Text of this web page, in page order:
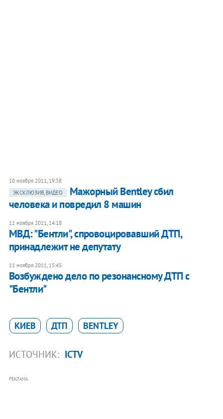
10 ноября 2011, 19:38
ЭКСКЛЮЗИВ, ВИДЕО
​Мажорный Bentley сбил
человека и повредил 8 машин
11 ноября 2011, 14:18
МВД: "Бентли", спровоцировавший ДТП,
принадлежит не депутату
11 ноября 2011, 15:45
Возбуждено дело по резонансному ДТП с
"Бентли"
КИЕВ ДТП BENTLEY
ИСТОЧНИК: ICTV
РЕКЛАМА